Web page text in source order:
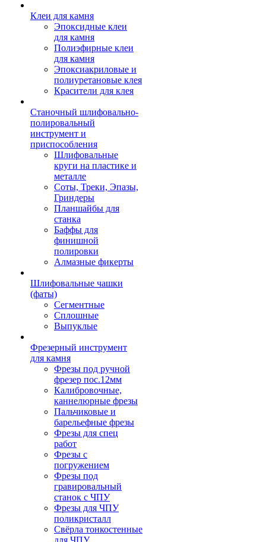
Клеи для камня
Эпоксидные клеи
для камня
Полиэфирные клеи
для камня
Эпоксиакриловые и
полиуретановые клея
Красители для клея
Станочный шлифовально-
полировальный
инструмент и
приспособления
Шлифовальные
круги на пластике и
металле
Соты, Треки, Эпазы,
Гриндеры
Планшайбы для
станка
Баффы для
финишной
полировки
Алмазные фикерты
Шлифовальные чашки
(фаты)
Сегментные
Сплошные
Выпуклые
Фрезерный инструмент
для камня
Фрезы под ручной
фрезер пос.12мм
Калибровочные,
каннелюрные фрезы
Пальчиковые и
барельефные фрезы
Фрезы для спец
работ
Фрезы с
погружением
Фрезы под
гравировальный
станок с ЧПУ
Фрезы для ЧПУ
поликристалл
Свёрла тонкостенные
для ЧПУ